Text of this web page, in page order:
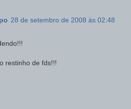
28 de setembro de 2008 às 02:48
restinho de fds!!!